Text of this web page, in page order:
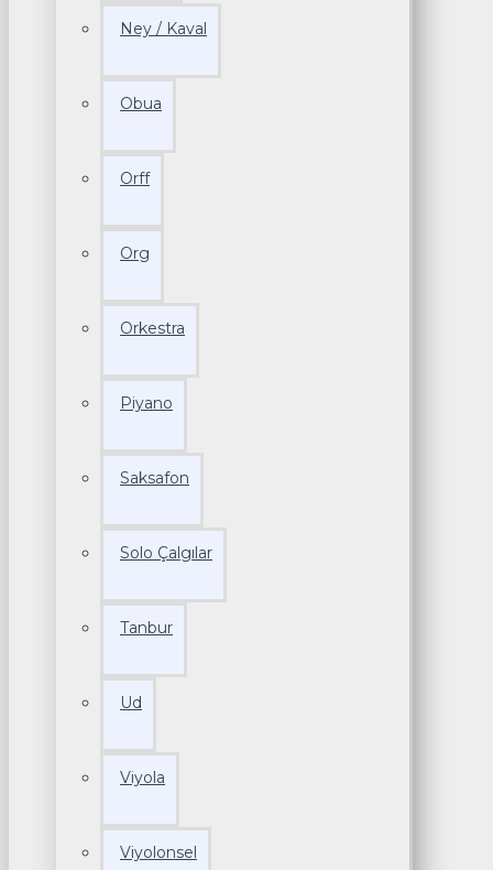
Ney / Kaval
Obua
Orff
Org
Orkestra
Piyano
Saksafon
Solo Çalgılar
Tanbur
Ud
Viyola
Viyolonsel